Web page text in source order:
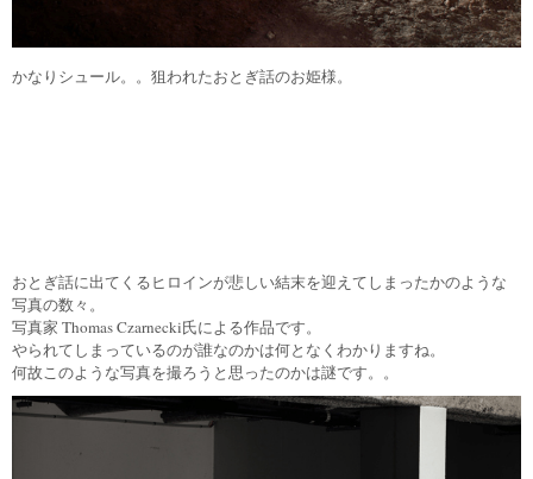
かなりシュール。。狙われたおとぎ話のお姫様。
おとぎ話に出てくるヒロインが悲しい結末を迎えてしまったかのような
写真の数々。
写真家 Thomas Czarnecki氏による作品です。
やられてしまっているのが誰なのかは何となくわかりますね。
何故このような写真を撮ろうと思ったのかは謎です。。